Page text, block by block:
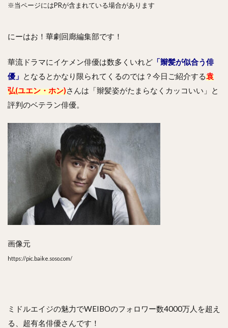
※当ページにはPRが含まれている場合があります
にーはお！華劇回廊編集部です！
華流ドラマにイケメン俳優は数多くいれど 「辮髪が似合う俳
優」
となるとかなり限られてくるのでは？今日ご紹介する袁
弘(ユエン・ホン)さんは「辮髪姿がたまらなくカッコいい」と
評判のベテラン俳優。
画像元
https://pic.baike.soso.com/
ミドルエイジの魅力でWEIBOのフォロワー数4000万人を超え
る、超有名俳優さんです！